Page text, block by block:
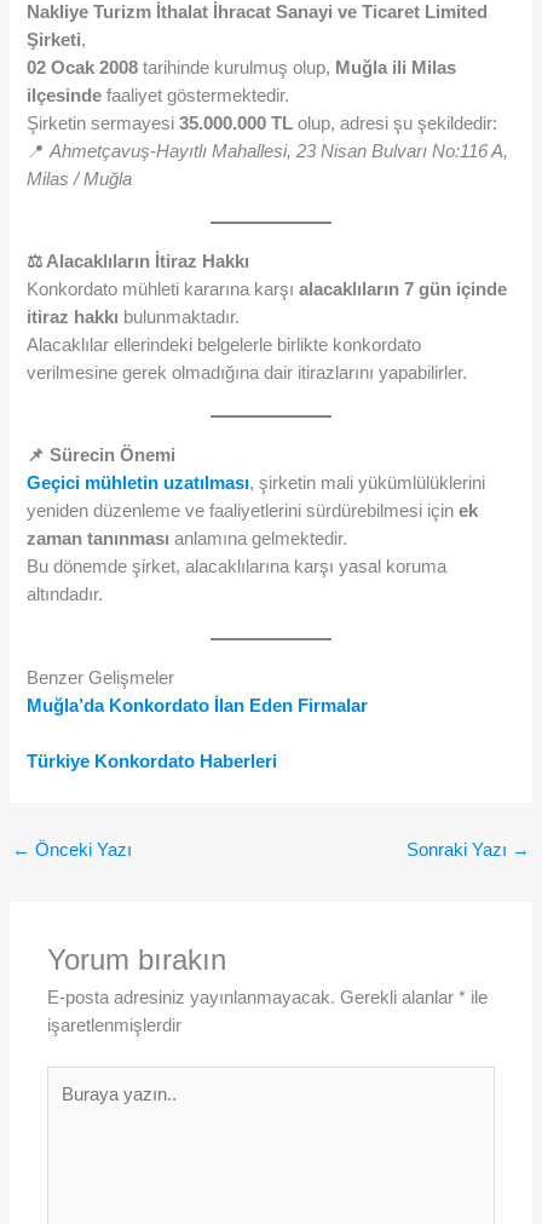
Nakliye Turizm İthalat İhracat Sanayi ve Ticaret Limited
Şirketi,
02 Ocak 2008 tarihinde kurulmuş olup, Muğla ili Milas
ilçesinde faaliyet göstermektedir.
Şirketin sermayesi35.000.000 TL olup, adresi şu şekildedir:
📍Ahmetçavuş-Hayıtlı Mahallesi, 23 Nisan Bulvarı No:116 A,
Milas / Muğla
⚖️ Alacaklıların İtiraz Hakkı
Konkordato mühleti kararına karşıalacaklıların 7 gün içinde
itiraz hakkı bulunmaktadır.
Alacaklılar ellerindeki belgelerle birlikte konkordato
verilmesine gerek olmadığına dair itirazlarını yapabilirler.
📌 Sürecin Önemi
Geçici mühletin uzatılması, şirketin mali yükümlülüklerini
yeniden düzenleme ve faaliyetlerini sürdürebilmesi içinek
zaman tanınması anlamına gelmektedir.
Bu dönemde şirket, alacaklılarına karşı yasal koruma
altındadır.
Benzer Gelişmeler
Muğla’da Konkordato İlan Eden Firmalar
Türkiye Konkordato Haberleri
← Önceki Yazı Sonraki Yazı →
Yorum bırakın
E-posta adresiniz yayınlanmayacak. Gerekli alanlar* ile
işaretlenmişlerdir
yazın..